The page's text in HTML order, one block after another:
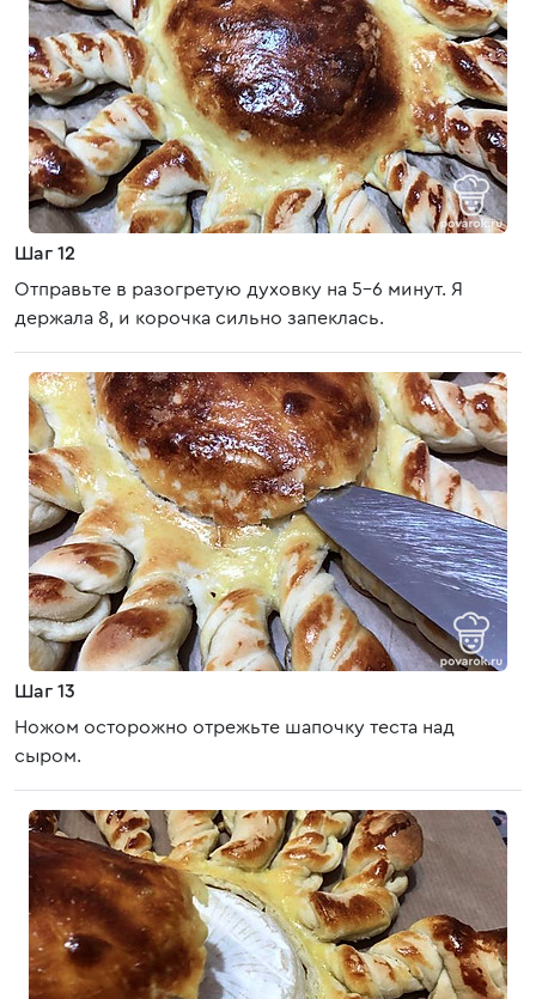
Шаг 12
Отправьте в разогретую духовку на 5-6 минут. Я
держала 8, и корочка сильно запеклась.
Шаг 13
Ножом осторожно отрежьте шапочку теста над
сыром.